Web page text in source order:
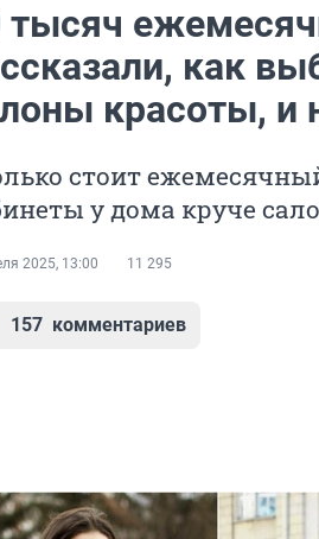
тысяч
как
красоты,
стоит
у дома круче
2025, 13:00 11 295
157 комментариев